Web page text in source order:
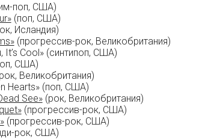
поп, США)
(поп, США)
Исландия)
(прогрессив-рок, Великобритания)
Cool» (синтипоп, США)
США)
Великобритания)
Hearts» (поп, США)
See»(рок, Великобритания)
(прогрессив-рок, США)
(прогрессив-рок, США)
рок, США)